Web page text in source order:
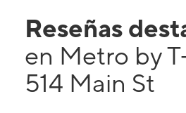
Reseñas
en Metro by
514 Main St